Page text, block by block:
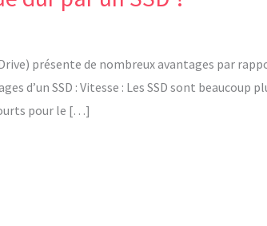
présente de nombreux avantages par
d’un SSD : Vitesse : Les SSD sont beaucoup
pour le […]